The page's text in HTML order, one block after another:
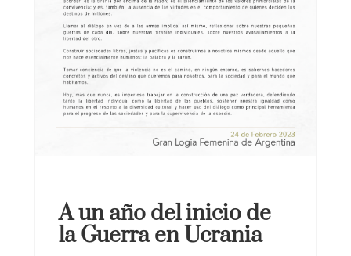
A un año del inicio de
la Guerra en Ucrania